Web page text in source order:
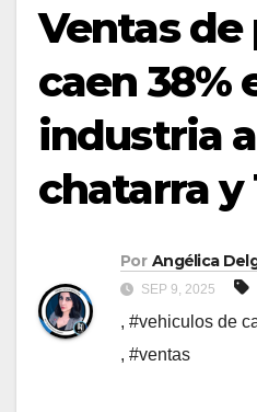
Ventas de
caen 38%
industria
chatarra y
Por Angélica
SEP 9, 2025
, #vehiculos de
, #ventas